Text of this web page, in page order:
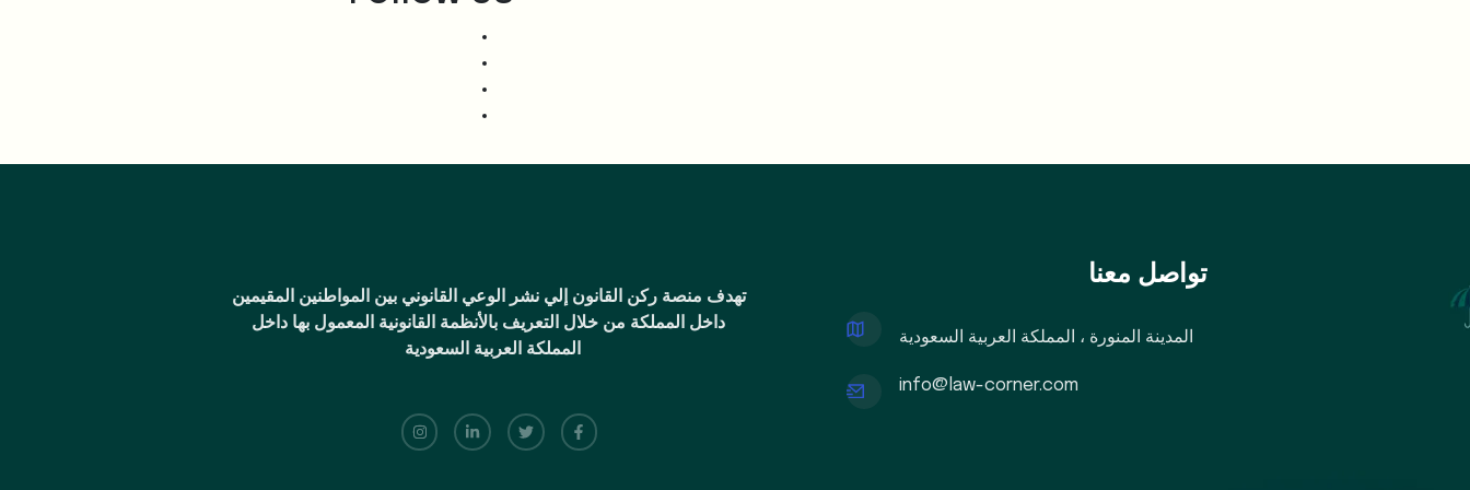
تواصل معنا
المدينة المنورة ، المملكة العربية السعودية
info@law-corner.com
تهدف منصة ركن القانون إلي نشر الوعي القانوني بين المواطنين المقيمين
داخل المملكة من خلال التعريف بالأنظمة القانونية المعمول بها داخل
المملكة العربية السعودية